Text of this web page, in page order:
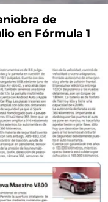
de
en Fórmula 1